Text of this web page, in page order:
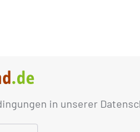
in unserer